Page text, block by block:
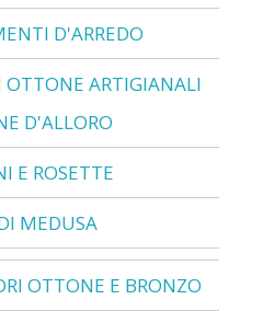
D'ARREDO
OTTONE ARTIGIANALI
D'ALLORO
E ROSETTE
MEDUSA
OTTONE E BRONZO